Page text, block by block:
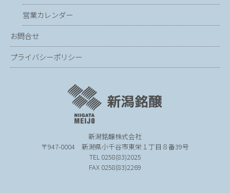
営業カレンダー
お問合せ
プライバシーポリシー
新潟銘醸株式会社
〒947-0004 新潟県小千谷市東栄１丁目８番39号
TEL 0258(83)2025
FAX 0258(83)2269